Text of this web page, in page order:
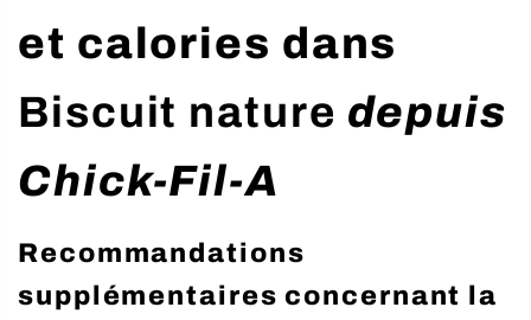
et calories dans
Biscuit nature depuis
Chick-Fil-A
Recommandations
supplémentaires concernant la